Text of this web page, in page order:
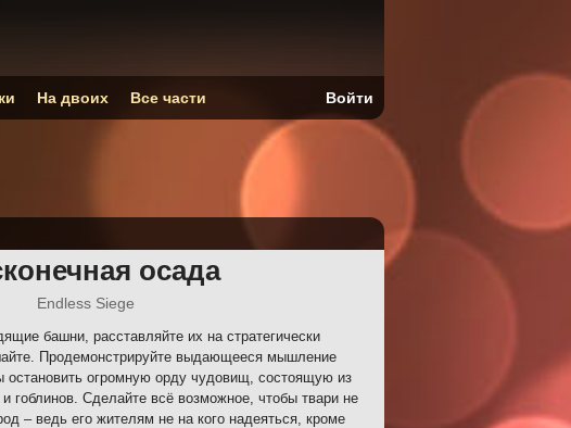
осада
Endless Siege
башни, расставляйте их на стратегически
Продемонстрируйте выдающееся мышление
остановить огромную орду чудовищ, состоящую из
гоблинов. Сделайте всё возможное, чтобы твари не
– ведь его жителям не на кого надеяться, кроме
На двоих Все части Войти